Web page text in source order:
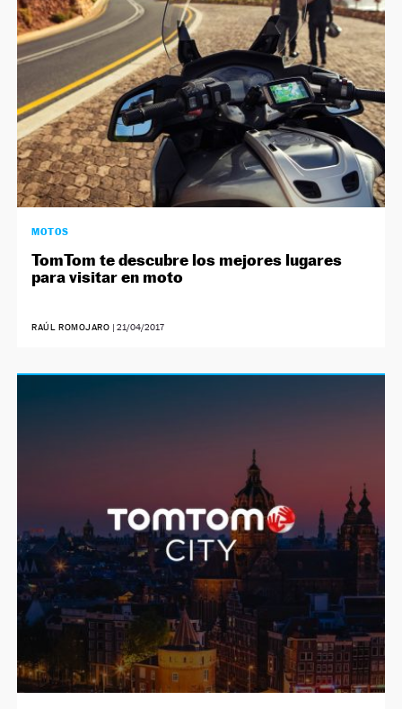
MOTOS
TomTom te descubre los mejores lugares
para visitar en moto
RAÚL ROMOJARO | 21/04/2017